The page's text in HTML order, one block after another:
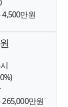
만원
만원